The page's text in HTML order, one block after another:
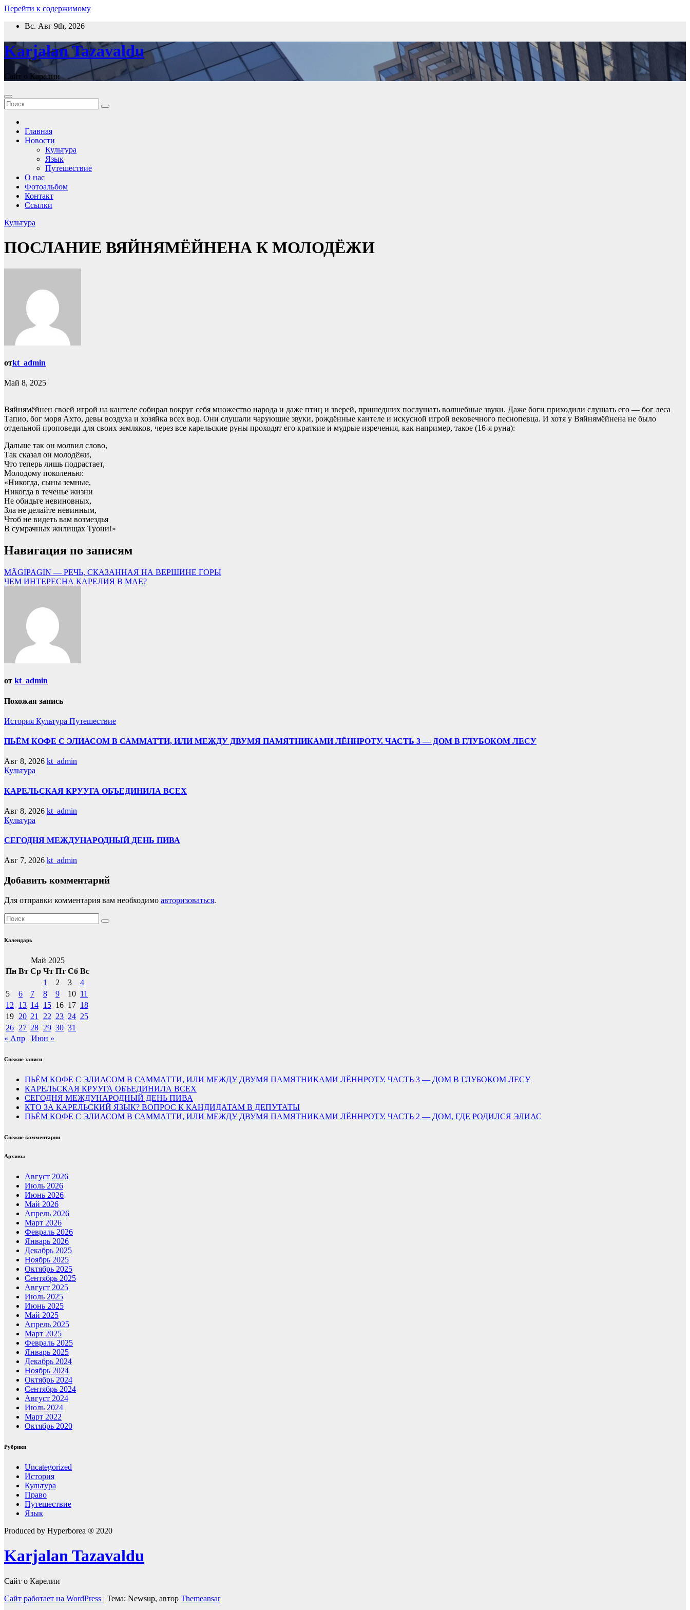
Перейти к содержимому
Вс. Авг 9th, 2026
Karjalan Tazavaldu
Сайт о Карелии
Главная
Новости
Культура
Язык
Путешествие
О нас
Фотоальбом
Контакт
Ссылки
Культура
ПОСЛАНИЕ ВЯЙНЯМЁЙНЕНА К МОЛОДЁЖИ
отkt_admin
Май 8, 2025
Вяйнямёйнен своей игрой на кантеле собирал вокруг себя множество народа и даже птиц и зверей, пришедших послушать волшебные звуки. Даже боги приходили слушать его — бог леса
Тапио, бог моря Ахто, девы воздуха и хозяйка всех вод. Они слушали чарующие звуки, рождённые кантеле и искусной игрой вековечного песнопевца. И хотя у Вяйнямёйнена не было
отдельной проповеди для своих земляков, через все карельские руны проходят его краткие и мудрые изречения, как например, такое (16-я руна):
Дальше так он молвил слово,
Так сказал он молодёжи,
Что теперь лишь подрастает,
Молодому поколенью:
«Никогда, сыны земные,
Никогда в теченье жизни
Не обидьте невиновных,
Зла не делайте невинным,
Чтоб не видеть вам возмездья
В сумрачных жилищах Туони!»
Навигация по записям
MÄGIPAGIN — РЕЧЬ, СКАЗАННАЯ НА ВЕРШИНЕ ГОРЫ
ЧЕМ ИНТЕРЕСНА КАРЕЛИЯ В МАЕ?
от kt_admin
Похожая запись
История Культура Путешествие
ПЬЁМ КОФЕ С ЭЛИАСОМ В САММАТТИ, ИЛИ МЕЖДУ ДВУМЯ ПАМЯТНИКАМИ ЛЁННРОТУ. ЧАСТЬ 3 — ДОМ В ГЛУБОКОМ ЛЕСУ
Авг 8, 2026 kt_admin
Культура
КАРЕЛЬСКАЯ КРУУГА ОБЪЕДИНИЛА ВСЕХ
Авг 8, 2026 kt_admin
Культура
СЕГОДНЯ МЕЖДУНАРОДНЫЙ ДЕНЬ ПИВА
Авг 7, 2026 kt_admin
Добавить комментарий
Для отправки комментария вам необходимо авторизоваться.
Календарь
Май 2025
Пн Вт Ср Чт Пт Сб Вс
1
2 3
4
5
6 7 8 9 10 11
12
13 14 15 16 17 18
19 20 21 22 23 24 25
26 27 28 29 30 31
« Апр
Июн »
Свежие записи
ПЬЁМ КОФЕ С ЭЛИАСОМ В САММАТТИ, ИЛИ МЕЖДУ ДВУМЯ ПАМЯТНИКАМИ ЛЁННРОТУ. ЧАСТЬ 3 — ДОМ В ГЛУБОКОМ ЛЕСУ
КАРЕЛЬСКАЯ КРУУГА ОБЪЕДИНИЛА ВСЕХ
СЕГОДНЯ МЕЖДУНАРОДНЫЙ ДЕНЬ ПИВА
КТО ЗА КАРЕЛЬСКИЙ ЯЗЫК? ВОПРОС К КАНДИДАТАМ В ДЕПУТАТЫ
ПЬЁМ КОФЕ С ЭЛИАСОМ В САММАТТИ, ИЛИ МЕЖДУ ДВУМЯ ПАМЯТНИКАМИ ЛЁННРОТУ. ЧАСТЬ 2 — ДОМ, ГДЕ РОДИЛСЯ ЭЛИАС
Свежие комментарии
Архивы
Август 2026
Июль 2026
Июнь 2026
Май 2026
Апрель 2026
Март 2026
Февраль 2026
Январь 2026
Декабрь 2025
Ноябрь 2025
Октябрь 2025
Сентябрь 2025
Август 2025
Июль 2025
Июнь 2025
Май 2025
Апрель 2025
Март 2025
Февраль 2025
Январь 2025
Декабрь 2024
Ноябрь 2024
Октябрь 2024
Сентябрь 2024
Август 2024
Июль 2024
Март 2022
Октябрь 2020
Рубрики
Uncategorized
История
Культура
Право
Путешествие
Язык
Produced by Hyperborea ® 2020
Karjalan Tazavaldu
Сайт о Карелии
Сайт работает на WordPress | Тема: Newsup, автор Themeansar